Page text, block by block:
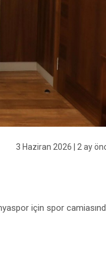
3 Haziran 2026 | 2 ay
için spor